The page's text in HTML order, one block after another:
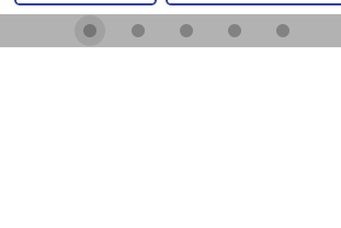
fiber_manual_record fiber_manual_record fiber_manual_record fiber_manual_record fiber_manual_record